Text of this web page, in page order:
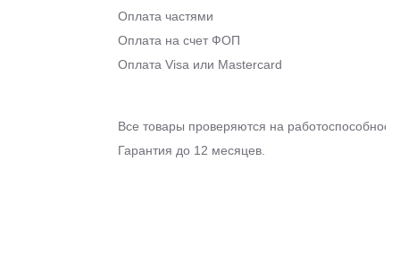
Оплата частями
Оплата на счет ФОП
Оплата Visa или Mastercard
Все товары проверяются на
Гарантия до 12 месяцев.